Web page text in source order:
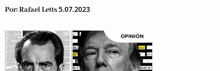
Por:Rafael Letts 5.07.2023